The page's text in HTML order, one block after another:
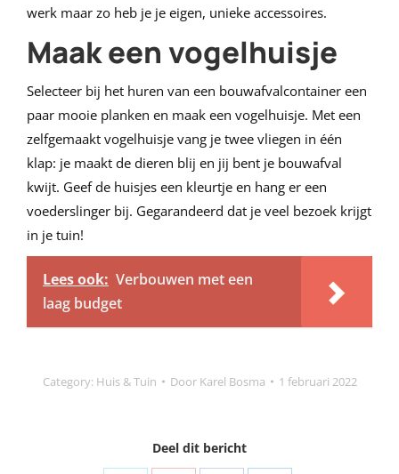
werk maar zo heb je je eigen, unieke accessoires.
Maak een vogelhuisje
Selecteer bij het huren van een bouwafvalcontainer een
paar mooie planken en maak een vogelhuisje. Met een
zelfgemaakt vogelhuisje vang je twee vliegen in één
klap: je maakt de dieren blij en jij bent je bouwafval
kwijt. Geef de huisjes een kleurtje en hang er een
voederslinger bij. Gegarandeerd dat je veel bezoek krijgt
in je tuin!
Lees ook: Verbouwen met een
laag budget
Category: Huis & Tuin Door Karel Bosma 1 februari 2022
Deel dit bericht